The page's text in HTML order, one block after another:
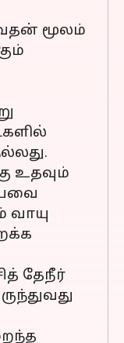
மூலம்
உதவும்
வாயு
தேநீர்